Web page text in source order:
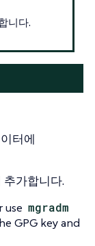
니다.
터에
추가합니다.
use mgradm
GPG key and